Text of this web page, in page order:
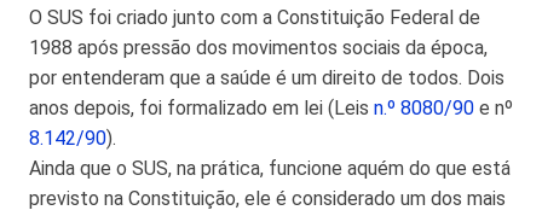
O SUS foi criado junto com a Constituição Federal de
1988 após pressão dos movimentos sociais da época,
por entenderam que a saúde é um direito de todos. Dois
anos depois, foi formalizado em lei (Leis n.º 8080/90 e nº
8.142/90).
Ainda que o SUS, na prática, funcione aquém do que está
previsto na Constituição, ele é considerado um dos mais